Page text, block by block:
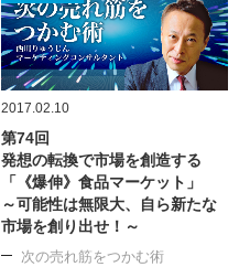
2017.02.10
第74回
発想の転換で市場を創造する
「《爆伸》食品マーケット」
～可能性は無限大、自ら新たな
市場を創り出せ！～
次の売れ筋をつかむ術